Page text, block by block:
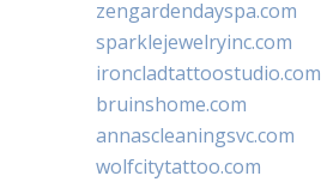
zengardendayspa.com
sparklejewelryinc.com
ironcladtattoostudio.com
bruinshome.com
annascleaningsvc.com
wolfcitytattoo.com